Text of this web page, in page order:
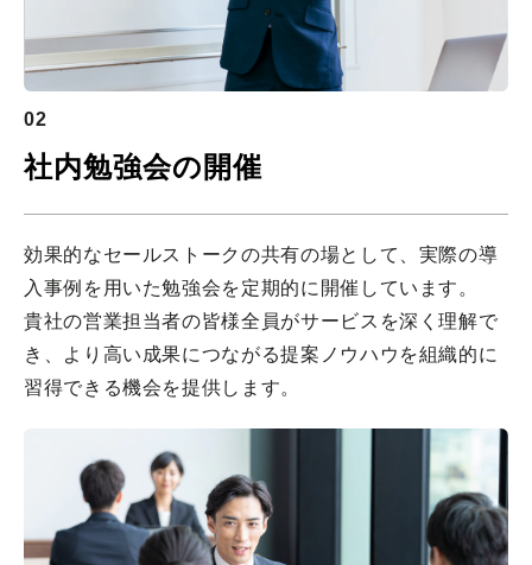
02
社内勉強会の開催
効果的なセールストークの共有の場として、実際の導
入事例を用いた勉強会を定期的に開催しています。
貴社の営業担当者の皆様全員がサービスを深く理解で
き、より高い成果につながる提案ノウハウを組織的に
習得できる機会を提供します。